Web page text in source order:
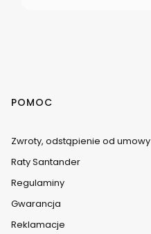
Linki w stopce
POMOC
Zwroty, odstąpienie od umowy
Raty Santander
Regulaminy
Gwarancja
Reklamacje